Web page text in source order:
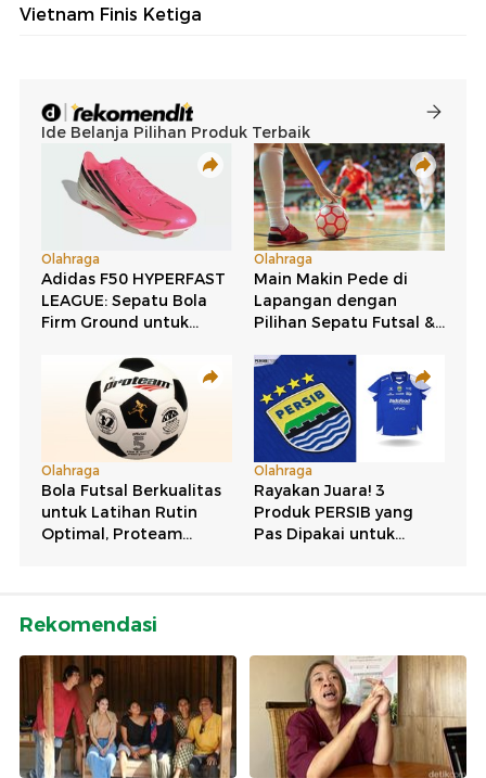
Vietnam Finis Ketiga
Rekomendasi